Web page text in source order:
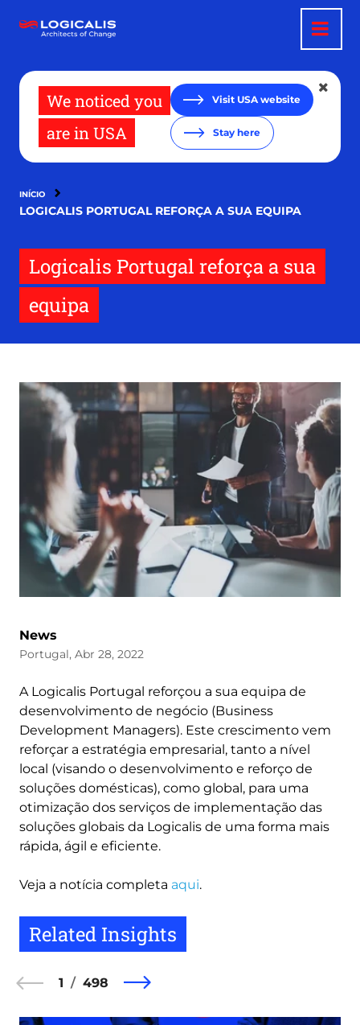
para
We noticed you
are in USA
Visit USA website
Stay here
INÍCIO
LOGICALIS PORTUGAL REFORÇA A SUA EQUIPA
Logicalis Portugal reforça a sua
equipa
News
Portugal, Abr 28, 2022
A Logicalis Portugal reforçou a sua equipa de
desenvolvimento de negócio (Business
Development Managers). Este crescimento vem
reforçar a estratégia empresarial, tanto a nível
local (visando o desenvolvimento e reforço de
soluções domésticas), como global, para uma
otimização dos serviços de implementação das
soluções globais da Logicalis de uma forma mais
rápida, ágil e eficiente.
Veja a notícia completa aqui.
Related Insights
1 498